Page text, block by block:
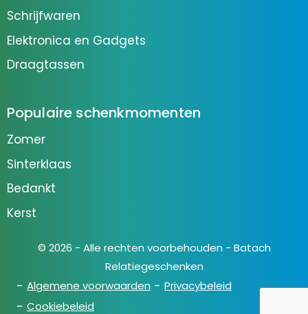
Schrijfwaren
Elektronica en Gadgets
Draagtassen
Populaire schenkmomenten
Zomer
Sinterklaas
Bedankt
Kerst
© 2026 - Alle rechten voorbehouden - Batach
Relatiegeschenken
Algemene voorwaarden
Privacybeleid
Cookiebeleid